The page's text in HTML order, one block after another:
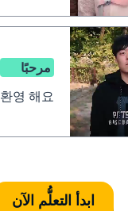
مرحبًا
환영 해요
ابدأ التعلُّم الآن